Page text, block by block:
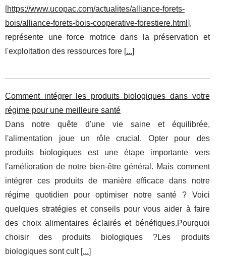
[https://www.ucopac.com/actualites/alliance-forets-
bois/alliance-forets-bois-cooperative-forestiere.html ],
représente une force motrice dans la préservation et
l'exploitation des ressources fore [...]
Comment intégrer les produits biologiques dans votre
régime pour une meilleure santé
Dans notre quête d'une vie saine et équilibrée,
l'alimentation joue un rôle crucial. Opter pour des
produits biologiques est une étape importante vers
l'amélioration de notre bien-être général. Mais comment
intégrer ces produits de manière efficace dans notre
régime quotidien pour optimiser notre santé ? Voici
quelques stratégies et conseils pour vous aider à faire
des choix alimentaires éclairés et bénéfiques.Pourquoi
choisir des produits biologiques ?Les produits
biologiques sont cult [...]